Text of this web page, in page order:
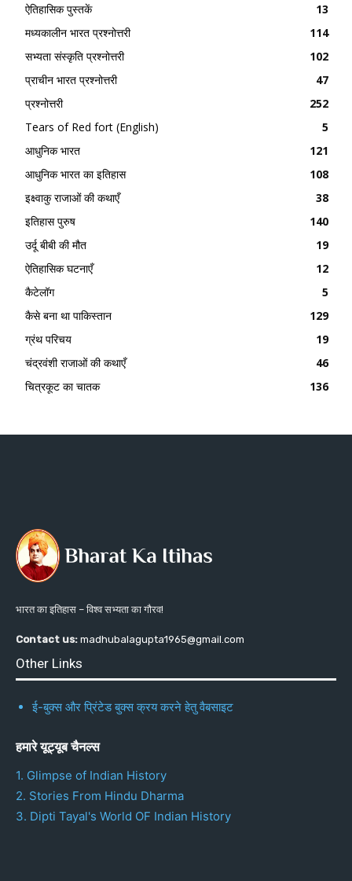
ऐतिहासिक पुस्तकें
13
मध्यकालीन भारत प्रश्नोत्तरी
114
सभ्यता संस्कृति प्रश्नोत्तरी
102
प्राचीन भारत प्रश्नोत्तरी
47
प्रश्नोत्तरी
252
Tears of Red fort (English)
5
आधुनिक भारत
121
आधुनिक भारत का इतिहास
108
इक्ष्वाकु राजाओं की कथाएँ
38
इतिहास पुरुष
140
उर्दू बीबी की मौत
19
ऐतिहासिक घटनाएँ
12
कैटेलॉग
5
कैसे बना था पाकिस्तान
129
ग्रंथ परिचय
19
चंद्रवंशी राजाओं की कथाएँ
46
चित्रकूट का चातक
136
भारत का इतिहास – विश्व सभ्यता का गौरव!
Contact us: madhubalagupta1965@gmail.com
Other Links
ई-बुक्स और प्रिंटेड बुक्स क्रय करने हेतु वैबसाइट
हमारे यूट्यूब चैनल्स
1. Glimpse of Indian History
2. Stories From Hindu Dharma
3. Dipti Tayal's World OF Indian History